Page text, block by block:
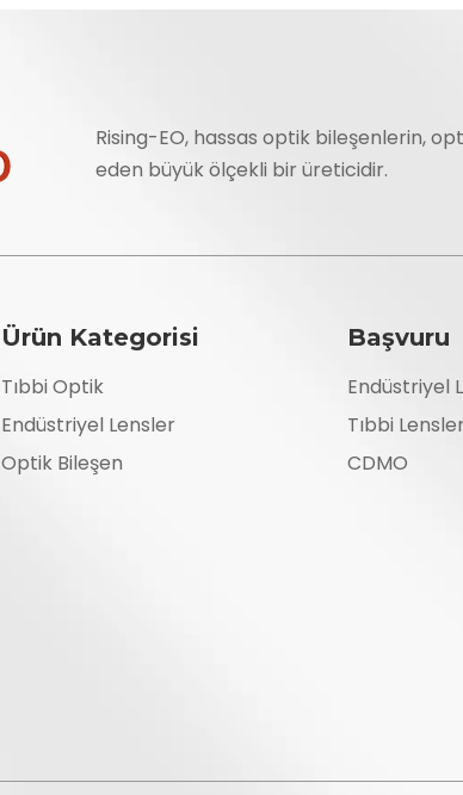
Rising-EO, hassas optik bileşenlerin,
eden büyük ölçekli bir üreticidir.
Ürün Kategorisi
Tıbbi Optik
Endüstriyel Lensler
Optik Bileşen
Başvuru
Endüstriyel
Tıbbi
CDMO